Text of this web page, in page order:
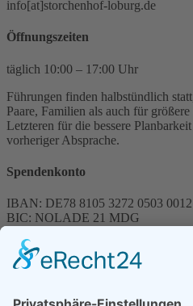
info[at]storchenhof-loburg.de
Öffnungszeiten
täglich 10:00 – 17:00 Uhr
Führungen finden halbstündlich
Paare, Familien als auch für
Letzteren für die bessere
vorheriger Absprache.
Spendenkonto
IBAN: DE78 8105 3272 0503
BIC: NOLADE 21 MDG
Spenden können steuerlich